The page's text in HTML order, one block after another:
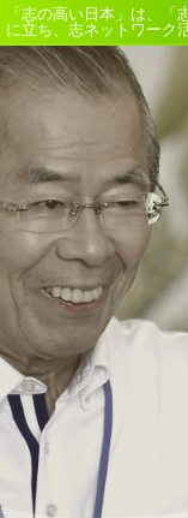
「志の高い日本」は、
に立ち、志ネットワー